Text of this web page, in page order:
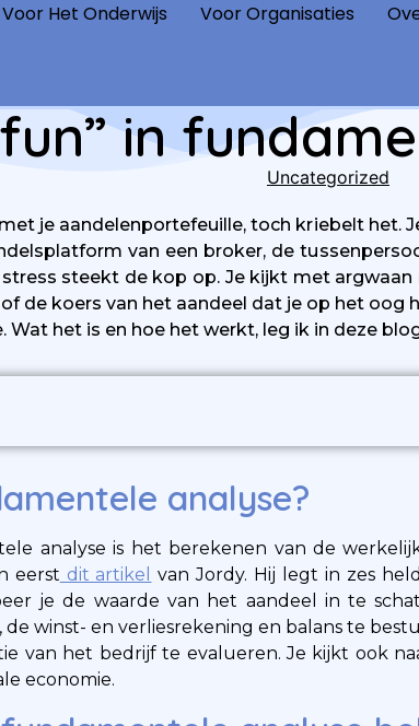
Voor Het Onderwijs Voor Organisaties
in
Uncategorized
je aandelenportefeuille, toch kriebelt het.
van een broker, de
steekt de kop op. Je kijkt met
de koers van het aandeel dat je op het
Wat het is en hoe het werkt, leg ik in deze
analyse?
analyse is het berekenen van de
eerst dit artikel
van Jordy. Hij legt in zes
je de waarde van het aandeel in te
winst- en verliesrekening en balans te
van het bedrijf te evalueren. Je kijkt ook
economie.